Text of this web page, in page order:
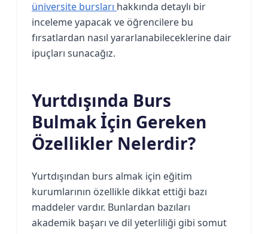
üniversite bursları hakkında detaylı bir
inceleme yapacak ve öğrencilere bu
fırsatlardan nasıl yararlanabileceklerine dair
ipuçları sunacağız.
Yurtdışında Burs
Bulmak İçin Gereken
Özellikler Nelerdir?
Yurtdışından burs almak için eğitim
kurumlarının özellikle dikkat ettiği bazı
maddeler vardır. Bunlardan bazıları
akademik başarı ve dil yeterliliği gibi somut